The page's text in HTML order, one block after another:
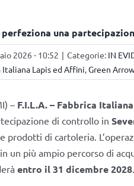
perfeziona una
2026 - 10:52 | Categorie: IN
Italiana Lapis ed Affini,Green
– F.I.L.A. – Fabbrica
di controllo in
prodotti di cartoleria.
un più ampio percorso di
entro il 31 dicembre 2028.